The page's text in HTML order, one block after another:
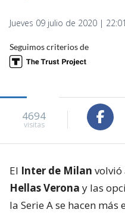
Jueves 09 julio de 2020 | 22:01
Seguimos criterios de
4694
visitas
El Inter de Milan volvió
Hellas Verona y las
la Serie A se hacen más